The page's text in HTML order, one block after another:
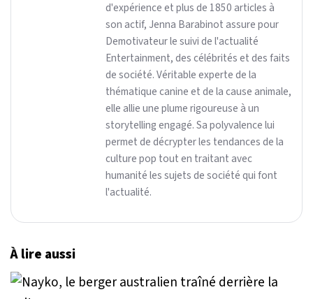
d'expérience et plus de 1850 articles à
son actif, Jenna Barabinot assure pour
Demotivateur le suivi de l'actualité
Entertainment, des célébrités et des faits
de société. Véritable experte de la
thématique canine et de la cause animale,
elle allie une plume rigoureuse à un
storytelling engagé. Sa polyvalence lui
permet de décrypter les tendances de la
culture pop tout en traitant avec
humanité les sujets de société qui font
l'actualité.
À lire aussi